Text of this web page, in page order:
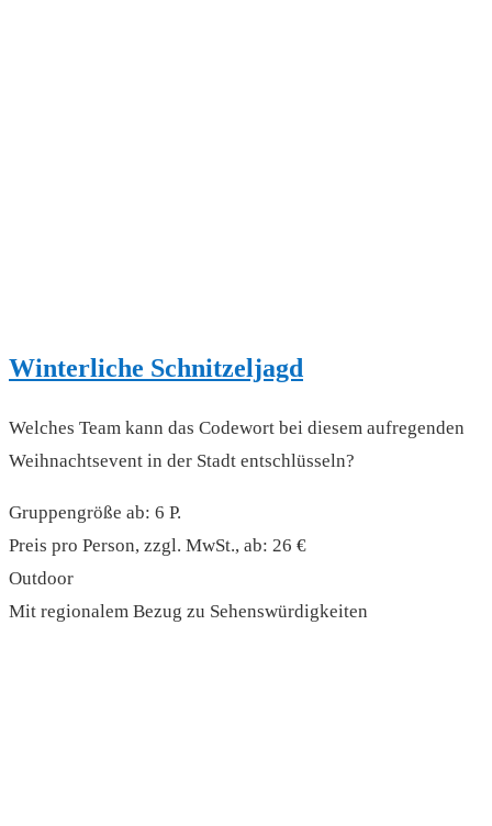
Winterliche Schnitzeljagd
Welches Team kann das Codewort bei diesem aufregenden
Weihnachtsevent in der Stadt entschlüsseln?
Gruppengröße ab: 6 P.
Preis pro Person, zzgl. MwSt., ab: 26 €
Outdoor
Mit regionalem Bezug zu Sehenswürdigkeiten